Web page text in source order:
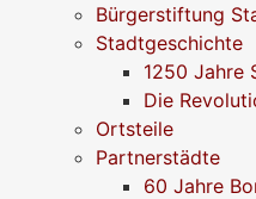
Bürgerstiftung
Stadtgeschichte
1250 Jahre
Die
Ortsteile
Partnerstädte
60 Jahre